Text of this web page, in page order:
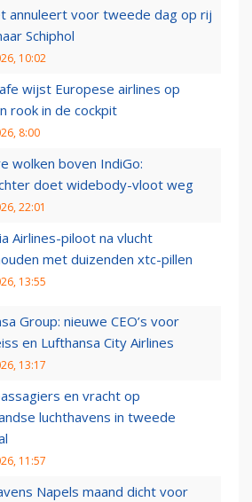
annuleert voor tweede dag op rij
Schiphol
10:02
wijst Europese airlines op
rook in de cockpit
8:00
wolken boven IndiGo:
doet widebody-vloot weg
22:01
Airlines-piloot na vlucht
met duizenden xtc-pillen
13:55
Group: nieuwe CEO’s voor
en Lufthansa City Airlines
13:17
en vracht op
luchthavens in tweede
11:57
Napels maand dicht voor